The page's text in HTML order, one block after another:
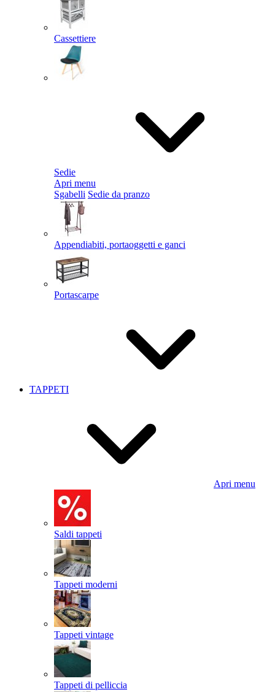
Cassettiere
Sedie
Apri menu
Sgabelli Sedie da pranzo
Appendiabiti, portaoggetti e ganci
Portascarpe
TAPPETI
Apri menu
Saldi tappeti
Tappeti moderni
Tappeti vintage
Tappeti di pelliccia